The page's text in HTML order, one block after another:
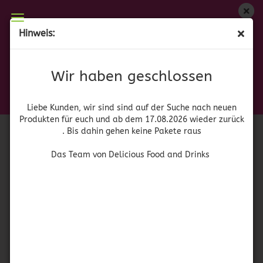
Hinweis:
Wir haben geschlossen
Liebe Kunden, wir sind sind auf der Suche nach neuen
Produkten für euch und ab dem 17.08.2026 wieder zurück
. Bis dahin gehen keine Pakete raus
Das Team von Delicious Food and Drinks
Wir haben geschlossen
zurück. Bis dahin gehen keine Pakete raus
Das Team von Delicious Food and Drinks
42138)